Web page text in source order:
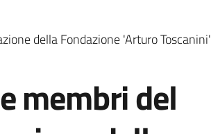
della Fondazione 'Arturo Toscanini'
membri del